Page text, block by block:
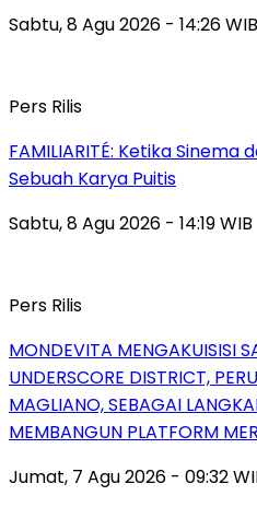
Sabtu, 8 Agu 2026 - 14:26 WIB
Pers Rilis
FAMILIARITÉ: Ketika
Sebuah Karya Puitis
Sabtu, 8 Agu 2026 - 14:19 WIB
Pers Rilis
MONDEVITA MENGAKUISISI
UNDERSCORE DISTRICT,
MAGLIANO, SEBAGAI
MEMBANGUN PLATFORM
Jumat, 7 Agu 2026 - 09:32